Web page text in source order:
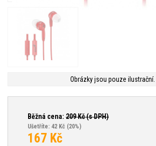
Obrázky jsou pouze ilustrační.
Běžná cena: 209Kč (s DPH)
Ušetříte: 42 Kč (20%)
167 Kč